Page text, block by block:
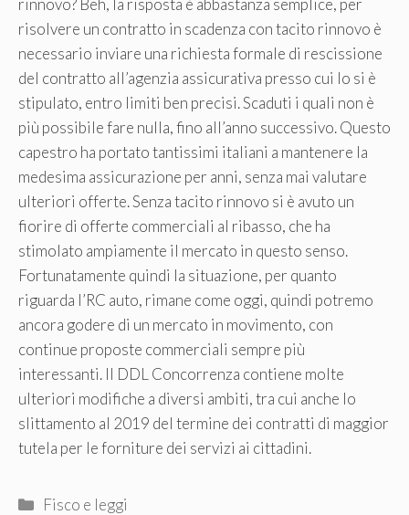
risolvere un contratto in scadenza con tacito rinnovo è
necessario inviare una richiesta formale di rescissione
del contratto all’agenzia assicurativa presso cui lo si è
stipulato, entro limiti ben precisi. Scaduti i quali non è
più possibile fare nulla, fino all’anno successivo. Questo
capestro ha portato tantissimi italiani a mantenere la
medesima assicurazione per anni, senza mai valutare
ulteriori offerte. Senza tacito rinnovo si è avuto un
fiorire di offerte commerciali al ribasso, che ha
stimolato ampiamente il mercato in questo senso.
Fortunatamente quindi la situazione, per quanto
riguarda l’RC auto, rimane come oggi, quindi potremo
ancora godere di un mercato in movimento, con
continue proposte commerciali sempre più
interessanti. Il DDL Concorrenza contiene molte
ulteriori modifiche a diversi ambiti, tra cui anche lo
slittamento al 2019 del termine dei contratti di maggior
tutela per le forniture dei servizi ai cittadini.
Categorie
Fisco e leggi